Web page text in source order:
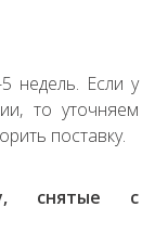
недель. Если у
то уточняем
поставку.
снятые с